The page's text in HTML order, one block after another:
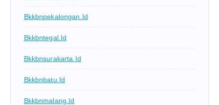
Bkkbnpekalongan.id
Bkkbntegal.id
Bkkbnsurakarta.id
Bkkbnbatu.id
Bkkbnmalang.id